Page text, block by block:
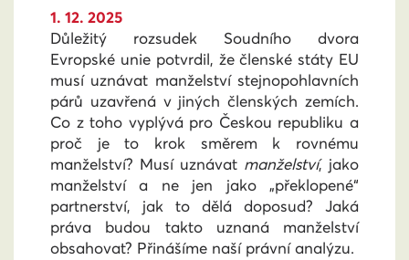
1. 12. 2025
Důležitý rozsudek Soudního dvora
Evropské unie potvrdil, že členské státy EU
musí uznávat manželství stejnopohlavních
párů uzavřená v jiných členských zemích.
Co z toho vyplývá pro Českou republiku a
proč je to krok směrem k rovnému
manželství? Musí uznávat manželství, jako
manželství a ne jen jako „překlopené“
partnerství, jak to dělá doposud? Jaká
práva budou takto uznaná manželství
obsahovat? Přinášíme naší právní analýzu.